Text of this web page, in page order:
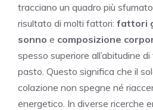
tracciano un quadro più
risultato di molti fattori: fattori
sonno e composizione
spesso superiore all’abitudine
pasto. Questo significa che il
colazione non spegne né
energetico. In diverse ricerche